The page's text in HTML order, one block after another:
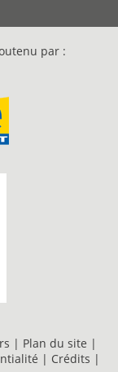
par :
| Plan du site |
| Crédits |